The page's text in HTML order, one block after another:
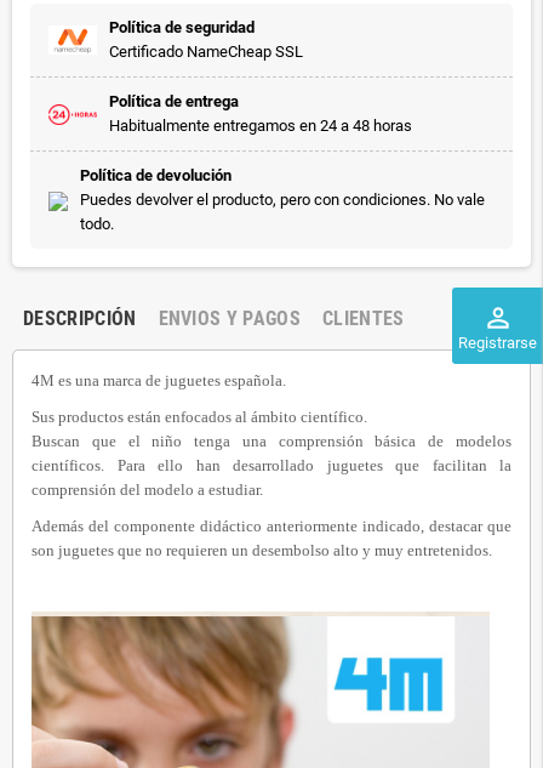
perm_identity
Registrarse
Política de seguridad
Certificado NameCheap SSL
Política de entrega
Habitualmente entregamos en 24 a 48 horas
Política de devolución
Puedes devolver el producto, pero con condiciones. No vale
todo.
DESCRIPCIÓN ENVIOS Y PAGOS CLIENTES
4M es una marca de juguetes española.
Sus productos están enfocados al ámbito científico.
Buscan que el niño tenga una comprensión básica de modelos
científicos. Para ello han desarrollado juguetes que facilitan la
comprensión del modelo a estudiar.
Además del componente didáctico anteriormente indicado, destacar que
son juguetes que no requieren un desembolso alto y muy entretenidos.